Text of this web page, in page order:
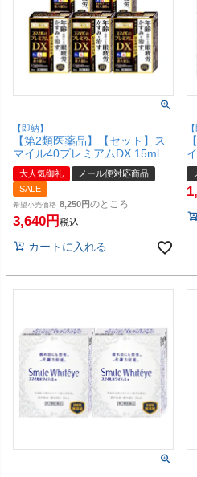
【即納】
【第2類医薬品】【セット】ス
マイル40プレミアムDX 15ml×5
個【ライオン株式会社】【メー
ル便対応商品】【SBT】
(6040404-set4)
大人気御礼
メール便対応商品
SALE
希望小売価格 8,250 のところ
3,640 税込
カートに入れる